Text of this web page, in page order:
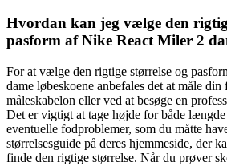
Hvordan kan jeg vælge den
pasform af Nike React Miler 2
For at vælge den rigtige størrelse og
dame løbeskoene anbefales det at måle
måleskabelon eller ved at besøge en
Det er vigtigt at tage højde for både længde
eventuelle fodproblemer, som du måtte
størrelsesguide på deres hjemmeside, der
finde den rigtige størrelse. Når du prøver